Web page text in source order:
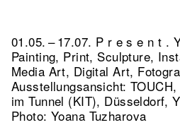
01.05. – 17.07. P r e s e n t .
Painting, Print, Sculpture,
Media Art, Digital Art,
Ausstellungsansicht:
im Tunnel (KIT), Düsseldorf,
Photo: Yoana Tuzharova